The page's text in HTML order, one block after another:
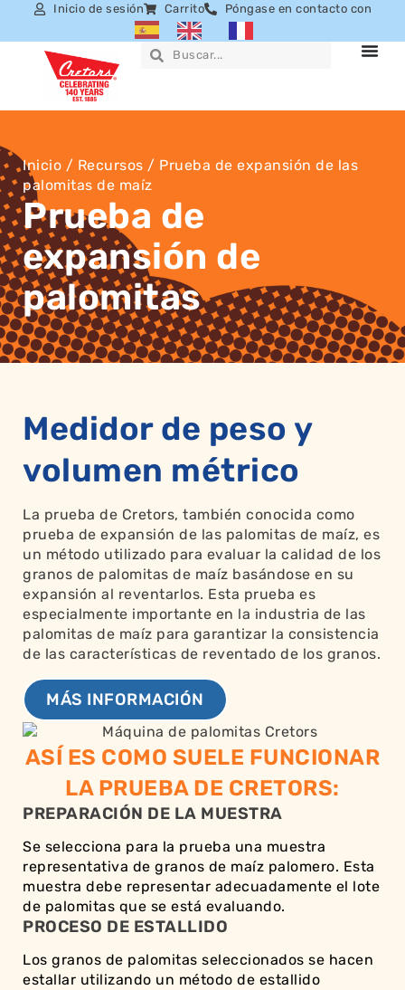
Inicio de sesión Carrito Póngase en contacto con
Inicio / Recursos / Prueba de expansión de las
palomitas de maíz
Prueba de
expansión de
palomitas
Medidor de peso y
volumen métrico
La prueba de Cretors, también conocida como
prueba de expansión de las palomitas de maíz, es
un método utilizado para evaluar la calidad de los
granos de palomitas de maíz basándose en su
expansión al reventarlos. Esta prueba es
especialmente importante en la industria de las
palomitas de maíz para garantizar la consistencia
de las características de reventado de los granos.
MÁS INFORMACIÓN
ASÍ ES COMO SUELE FUNCIONAR
LA PRUEBA DE CRETORS:
PREPARACIÓN DE LA MUESTRA
Se selecciona para la prueba una muestra
representativa de granos de maíz palomero. Esta
muestra debe representar adecuadamente el lote
de palomitas que se está evaluando.
PROCESO DE ESTALLIDO
Los granos de palomitas seleccionados se hacen
estallar utilizando un método de estallido